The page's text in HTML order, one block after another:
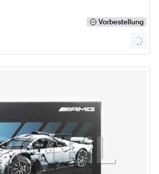
Vorbestellung